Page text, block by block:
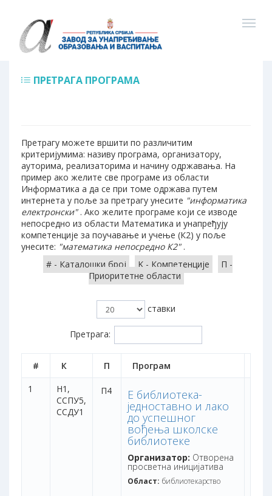
ПРЕТРАГА ПРОГРАМА
Претрагу можете вршити по различитим
критеријумима: називу програма, организатору,
ауторима, реализаторима и начину одржавања. На
пример ако желите све програме из области
Информатика а да се при томе одржава путем
интернета у поље за претрагу унесите "информатика
електронски". Ако желите програме који се изводе
непосредно из области Математика и унапређују
компетенције за поучавање и учење (К2) у поље
унесите: "математика непосредно К2".
# - Каталошки број
K - Компетенције
П -
Приоритетне области
ставки
Претрага:
# К П Програм
1
Н1,
ССПУ5,
ССДУ1
П4 Е библиотека-
једноставно и лако
до успешног
вођења школске
библиотеке
Организатор: Отворена
просветна иницијатива
Област: библиотекарство